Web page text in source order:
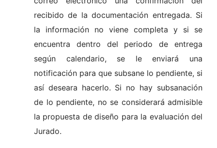
recibido de la documentación entregada. Si
la información no viene completa y si se
encuentra dentro del periodo de entrega
según calendario, se le enviará una
notificación para que subsane lo pendiente, si
así deseara hacerlo. Si no hay subsanación
de lo pendiente, no se considerará admisible
la propuesta de diseño para la evaluación del
Jurado.